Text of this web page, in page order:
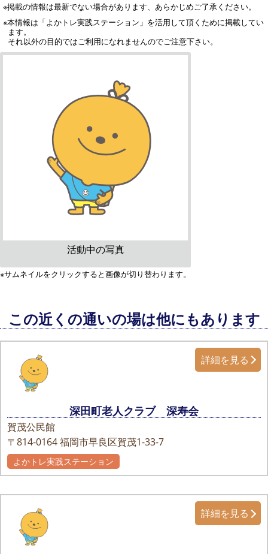
※掲載の情報は最新でない場合があります、あらかじめご了承ください。
※本情報は「よかトレ実践ステーション」を活用して頂くために掲載してい
ます。
それ以外の目的ではご利用になれませんのでご注意下さい。
活動中の写真
※サムネイルをクリックすると画像が切り替わります。
この近くの通いの場は他にもあります
深田町老人クラブ 深寿会
賀茂公民館
〒814-0164福岡市早良区賀茂1-33-7
詳細を見る
よかトレ実践ステーション
詳細を見る